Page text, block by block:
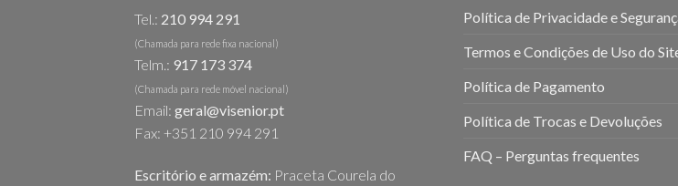
Tel.: 210 994 291
(Chamada para rede fixa nacional)
Telm.: 917 173 374
(Chamada para rede móvel nacional)
Email: geral@visenior.pt
Fax: +351 210 994 291
Escritório e armazém: Praceta Courela do
Política de Privacidade e
Termos e Condições de Uso do
Política de Pagamento
Política de Trocas e Devoluções
FAQ – Perguntas frequentes